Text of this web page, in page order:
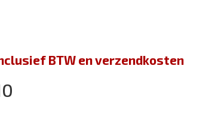
BTW en verzendkosten